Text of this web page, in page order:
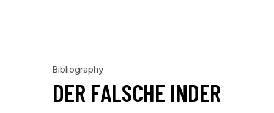
Bibliography
DER FALSCHE INDER